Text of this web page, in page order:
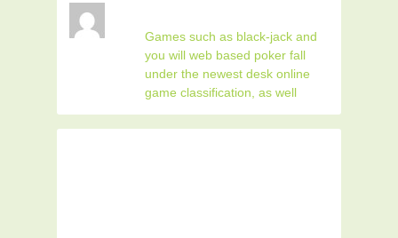
Games such as black-jack and
you will web based poker fall
under the newest desk online
game classification, as well